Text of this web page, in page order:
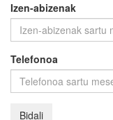
Izen-abizenak
Telefonoa